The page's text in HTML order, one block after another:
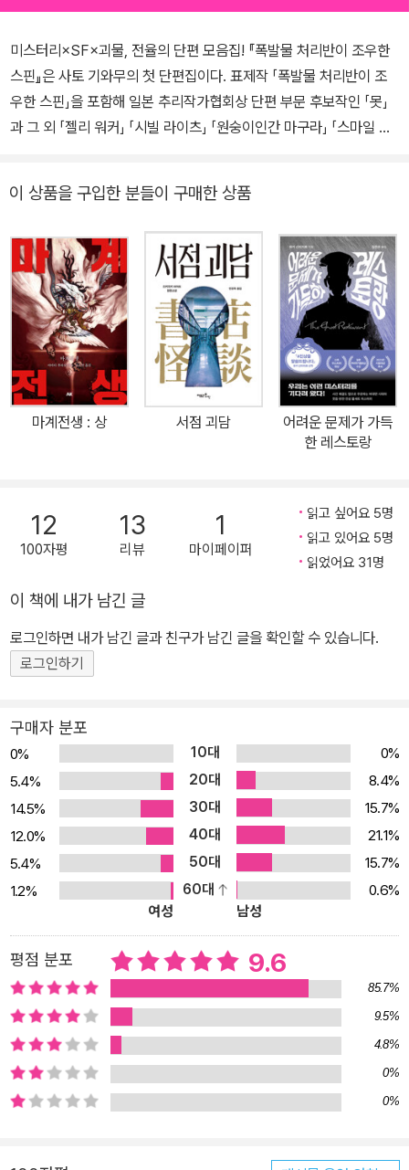
미스터리×SF×괴물, 전율의 단편 모음집! 『폭발물 처리반이 조우한
스핀』은 사토 기와무의 첫 단편집이다. 표제작 「폭발물 처리반이 조
우한 스핀」을 포함해 일본 추리작가협회상 단편 부문 후보작인 「못」
과 그 외 「젤리 워커」 「시빌 라이츠」 「원숭이인간 마구라」 「스마일 헤
닌 각각의 개별적인 이야기에서 이들을 관통하는 요소를 찾아본다면
단연 참신한 소재와 무한한 상상력으로 꽉 짜여 있다는 사실이다. SF
적 요소를 토대로 미스터리적 요소를 빠지지 않고 가미한 소설이라는
공통점을 공유하지만, 각기 다른 분위기의 소설이 제각각 자신만 매
력을 발산하는 것이 특징이자 백미이다. 그 가운데 표제작의 줄거리
를 간략히 살펴보자면 다음과 같다. 가고시마현의 한 초등학교에 폭
파 예고가 들어온다. 폭발물 처리반이 출동해 폭발물을 무사히 처리
했다고 안심하는 순간, 폭발이 발생한다. 그러다 이번에는 가고시마
시내에 있는 호텔의 산소 캡슐에도 폭탄이 설치되었다는 신고가 들어
온다. 캡슐 안에서는 공무원이 수면 중인데, 그 덮개를 열면 폭탄이 바
기괴한 크리처의 탄생 비밀, 야쿠자들 사이에서 어느샌가 자리 잡은
기이한 관습, 도시전설의 비밀, 연쇄살인범이 그린 그림을 수집하는
컬렉터가 겪는 경험, 퇴직 경찰의 끔찍한 행동, 전쟁 후 궁핍한 생활에
이 이어진다. 그러나 어느 이야기 하나 무난하거나 평범하지 않다. 그
렇다고 소재로만 승부를 보는 이야기도 아니다. 몇 편만 재미있고 나
머지는 퀄리티가 부족한 단편집을 쓰고 싶지 않았다는 작가의 신념과
상 우수작으로 선정된 『사디우스의 사신』으로 데뷔했다. 당시의 필명
은 사토 노리카즈였다. 하지만 안타깝게도 순문학 세계에서 10년 넘
게 빛을 보지 못하다가 2016년에 에도가와 란포상을 수상하며 다시
데뷔했다. 수상작인 『QJKJQ』는 심사위원 아리스가와 아리스가 ‘헤
이세이의 도구라마구라’라고 높이 평했으나 심사위원들 사이에서는
몹시 호불호가 갈렸다. 그 후 사토 기와무는 『Ank: a mirroring ape』
로 오야부 하루히코상과 요시카와 에이지 문학 신인상을 수상했고,
『테스카틀리포카』로 야마모토 슈고로상과 나오키상을 수상하며 문단
공통점을 가진다. 이러한 작가가 2022년 첫 단편집 『폭발물 처리반
이 조우한 스핀』을 출간했다. 작가는 ‘처음부터 끝까지 버릴 곡이 없
는 음반’처럼 독자들이 수록작 전부 재미있다고 느낄 만한 단편집을
쓰는 것을 목표로 삼고 싶었다고 한다. 이러한 목표를 달성하기 위해
고군분투하다 나온 것이 바로 『폭발물 처리반이 조우한 스핀』이다.
그래서인지 8편의 단편 소설은 전부 가지각색의 분위기를 풍긴다. 단
이 상품을 구입한 분들이 구매한 상품
마계전생 : 상 서점 괴담
어려운 문제가 가득
한 레스토랑
12
100자평
13
리뷰
1
마이페이퍼
읽고 싶어요 5명
읽고 있어요 5명
읽었어요 31명
이 책에 내가 남긴 글
로그인하면 내가 남긴 글과 친구가 남긴 글을 확인할 수 있습니다.
로그인하기
구매자 분포
0% 10대
0%
5.4%
20대
8.4%
14.5%
30대
15.7%
12.0%
40대
21.1%
5.4%
50대
15.7%
1.2%
60대
0.6%
여성
남성
평점 분포 9.6
85.7%
9.5%
4.8%
0%
0%